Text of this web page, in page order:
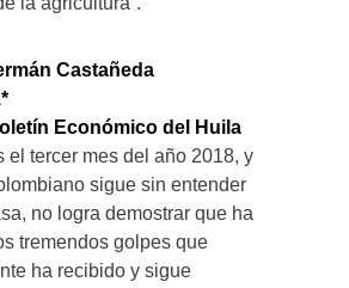
Castañeda
Económico del Huila
el tercer mes del año 2018, y
sigue sin entender
no logra demostrar que ha
tremendos golpes que
ha recibido y sigue